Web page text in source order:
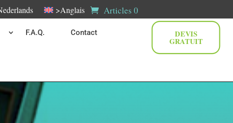
>Anglais Articles 0
F.A.Q. Contact DEVIS
GRATUIT